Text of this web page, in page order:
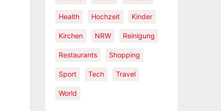
Health Hochzeit Kinder
Kirchen NRW Reinigung
Restaurants Shopping
Sport Tech Travel
World